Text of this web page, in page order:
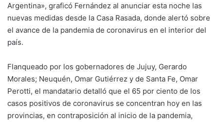
Argentina», graficó Fernández al anunciar esta noche las
nuevas medidas desde la Casa Rasada, donde alertó sobre
el avance de la pandemia de coronavirus en el interior del
país.
Flanqueado por los gobernadores de Jujuy, Gerardo
Morales; Neuquén, Omar Gutiérrez y de Santa Fe, Omar
Perotti, el mandatario detalló que el 65 por ciento de los
casos positivos de coronavirus se concentran hoy en las
provincias, en contraposición al inicio de la pandemia,